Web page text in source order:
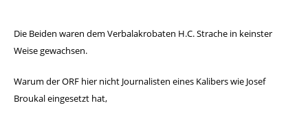
Die Beiden waren dem Verbalakrobaten H.C. Strache in keinster
Weise gewachsen.
Warum der ORF hier nicht Journalisten eines Kalibers wie Josef
Broukal eingesetzt hat,